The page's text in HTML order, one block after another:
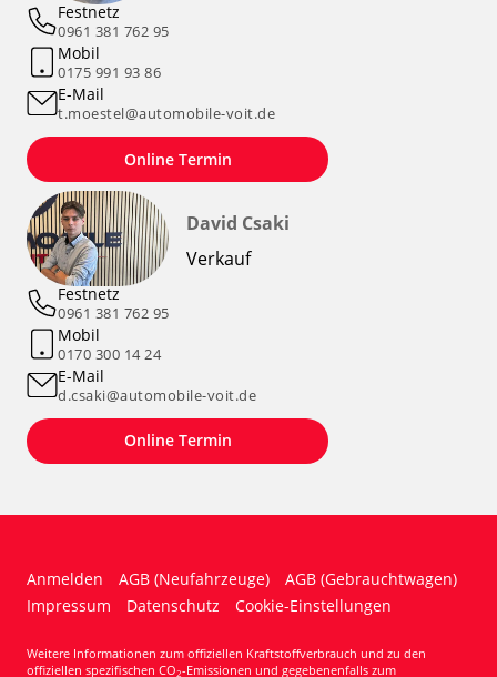
Festnetz
0961 381 762 95
Mobil
0175 991 93 86
E-Mail
t.moestel@automobile-voit.de
Online Termin
David Csaki
Verkauf
Festnetz
0961 381 762 95
Mobil
0170 300 14 24
E-Mail
d.csaki@automobile-voit.de
Online Termin
Anmelden AGB (Neufahrzeuge)
AGB (Gebrauchtwagen)
Impressum
Datenschutz Cookie-Einstellungen
Weitere Informationen zum offiziellen Kraftstoffverbrauch und zu den
offiziellen spezifischen CO2-Emissionen und gegebenenfalls zum